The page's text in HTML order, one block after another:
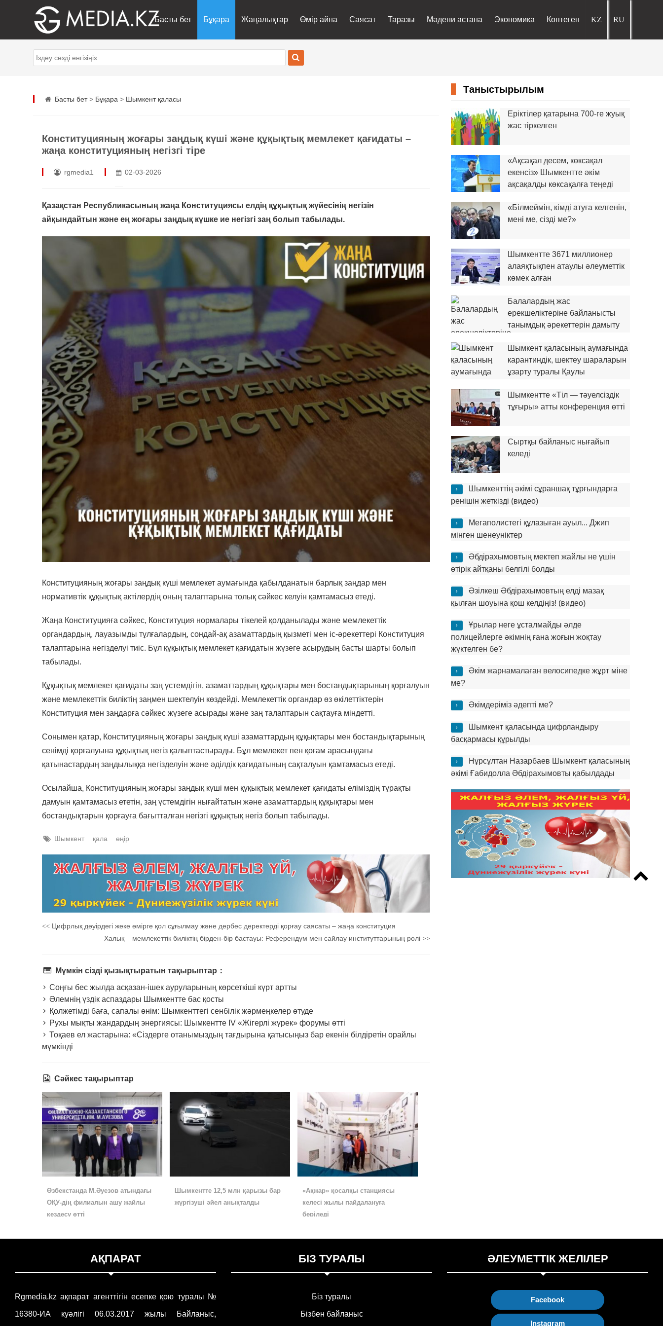
Басты бет Бұқара Жаңалықтар Өмір айна Саясат Таразы Мәдени астана Экономика Көптеген
Басты бет> Бұқара > Шымкент қаласы
Конституцияның жоғары заңдық күші және құқықтық мемлекет қағидаты –
жаңа конституцияның негізгі тіре
rgmedia1 02-03-2026
Қазақстан Республикасының жаңа Конституциясы елдің құқықтық жүйесінің негізін
айқындайтын және ең жоғары заңдық күшке ие негізгі заң болып табылады.
Конституцияның жоғары заңдық күші мемлекет аумағында қабылданатын барлық заңдар мен
нормативтік құқықтық актілердің оның талаптарына толық сәйкес келуін қамтамасыз етеді.
Жаңа Конституцияға сәйкес, Конституция нормалары тікелей қолданылады және мемлекеттік
органдардың, лауазымды тұлғалардың, сондай-ақ азаматтардың қызметі мен іс-әрекеттері Конституция
талаптарына негізделуі тиіс. Бұл құқықтық мемлекет қағидатын жүзеге асырудың басты шарты болып
табылады.
Құқықтық мемлекет қағидаты заң үстемдігін, азаматтардың құқықтары мен бостандықтарының қорғалуын
және мемлекеттік биліктің заңмен шектелуін көздейді. Мемлекеттік органдар өз өкілеттіктерін
Конституция мен заңдарға сәйкес жүзеге асырады және заң талаптарын сақтауға міндетті.
Сонымен қатар, Конституцияның жоғары заңдық күші азаматтардың құқықтары мен бостандықтарының
сенімді қорғалуына құқықтық негіз қалыптастырады. Бұл мемлекет пен қоғам арасындағы
қатынастардың заңдылыққа негізделуін және әділдік қағидатының сақталуын қамтамасыз етеді.
Осылайша, Конституцияның жоғары заңдық күші мен құқықтық мемлекет қағидаты еліміздің тұрақты
дамуын қамтамасыз ететін, заң үстемдігін нығайтатын және азаматтардың құқықтары мен
бостандықтарын қорғауға бағытталған негізгі құқықтық негіз болып табылады.
Шымкент қала өңір
<< Цифрлық дәуірдегі жеке өмірге қол сұғылмау және дербес деректерді қорғау саясаты – жаңа конституция
Халық – мемлекеттік биліктің бірден-бір бастауы: Референдум мен сайлау институттарының рөлі >>
Мүмкін сізді қызықтыратын тақырыптар：
Соңғы бес жылда асқазан-ішек ауруларының көрсеткіші күрт артты
Әлемнің үздік аспаздары Шымкентте бас қосты
Қолжетімді баға, сапалы өнім: Шымкенттегі сенбілік жәрмеңкелер өтуде
Рухы мықты жандардың энергиясы: Шымкентте IV «Жігерлі жүрек» форумы өтті
Тоқаев ел жастарына: «Сіздерге отанымыздың тағдырына қатысыңыз бар екенін білдіретін орайлы
мүмкінді
Сәйкес тақырыптар
Өзбекстанда М.Әуезов атындағы
ОҚУ-дің филиалын ашу жайлы
кездесу өтті
Шымкентте 12,5 млн қарызы бар
жүргізуші әйел анықталды
«Ақжар» қосалқы станциясы
келесі жылы пайдалануға
беріледі
Таныстырылым
Еріктілер қатарына 700-ге жуық
жас тіркелген
«Ақсақал десем, көксақал
екенсіз» Шымкентте әкім
ақсақалды көксақалға теңеді
«Білмеймін, кімді атуға келгенін,
мені ме, сізді ме?»
Шымкентте 3671 миллионер
алаяқтықпен атаулы әлеуметтік
көмек алған
Балалардың жас
ерекшеліктеріне байланысты
танымдық әрекеттерін дамыту
Шымкент қаласының аумағында
карантиндік, шектеу шараларын
ұзарту туралы Қаулы
Шымкентте «Тіл — тәуелсіздік
тұғыры» атты конференция өтті
Сыртқы байланыс нығайып
келеді
Шымкенттің әкімі сұраншақ тұрғындарға
ренішін жеткізді (видео)
Мегаполистегі құлазыған ауыл... Джип
мінген шенеуніктер
Әбдірахымовтың мектеп жайлы не үшін
өтірік айтқаны белгілі болды
Әзілкеш Әбдірахымовтың елді мазақ
қылған шоуына қош келдіңіз! (видео)
Ұрылар неге ұсталмайды әлде
полицейлерге әкімнің ғана жоғын жоқтау
жүктелген бе?
Әкім жарнамалаған велосипедке жұрт міне
ме?
Әкімдеріміз әдепті ме?
Шымкент қаласында цифрландыру
басқармасы құрылды
Нұрсұлтан Назарбаев Шымкент қаласының
әкімі Ғабидолла Әбдірахымовты қабылдады
АҚПАРАТ
Rgmedia.kz ақпарат агенттігін есепке қою туралы №
16380-ИА куәлігі 06.03.2017 жылы Байланыс,
БІЗ ТУРАЛЫ
Біз туралы
Бізбен байланыс
ӘЛЕУМЕТТІК ЖЕЛІЛЕР
Facebook
Instagram